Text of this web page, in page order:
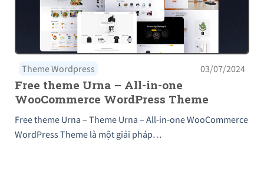
Theme Wordpress 03/07/2024
Free theme Urna – All-in-one
WooCommerce WordPress Theme
Free theme Urna – Theme Urna – All-in-one WooCommerce
WordPress Theme là một giải pháp…